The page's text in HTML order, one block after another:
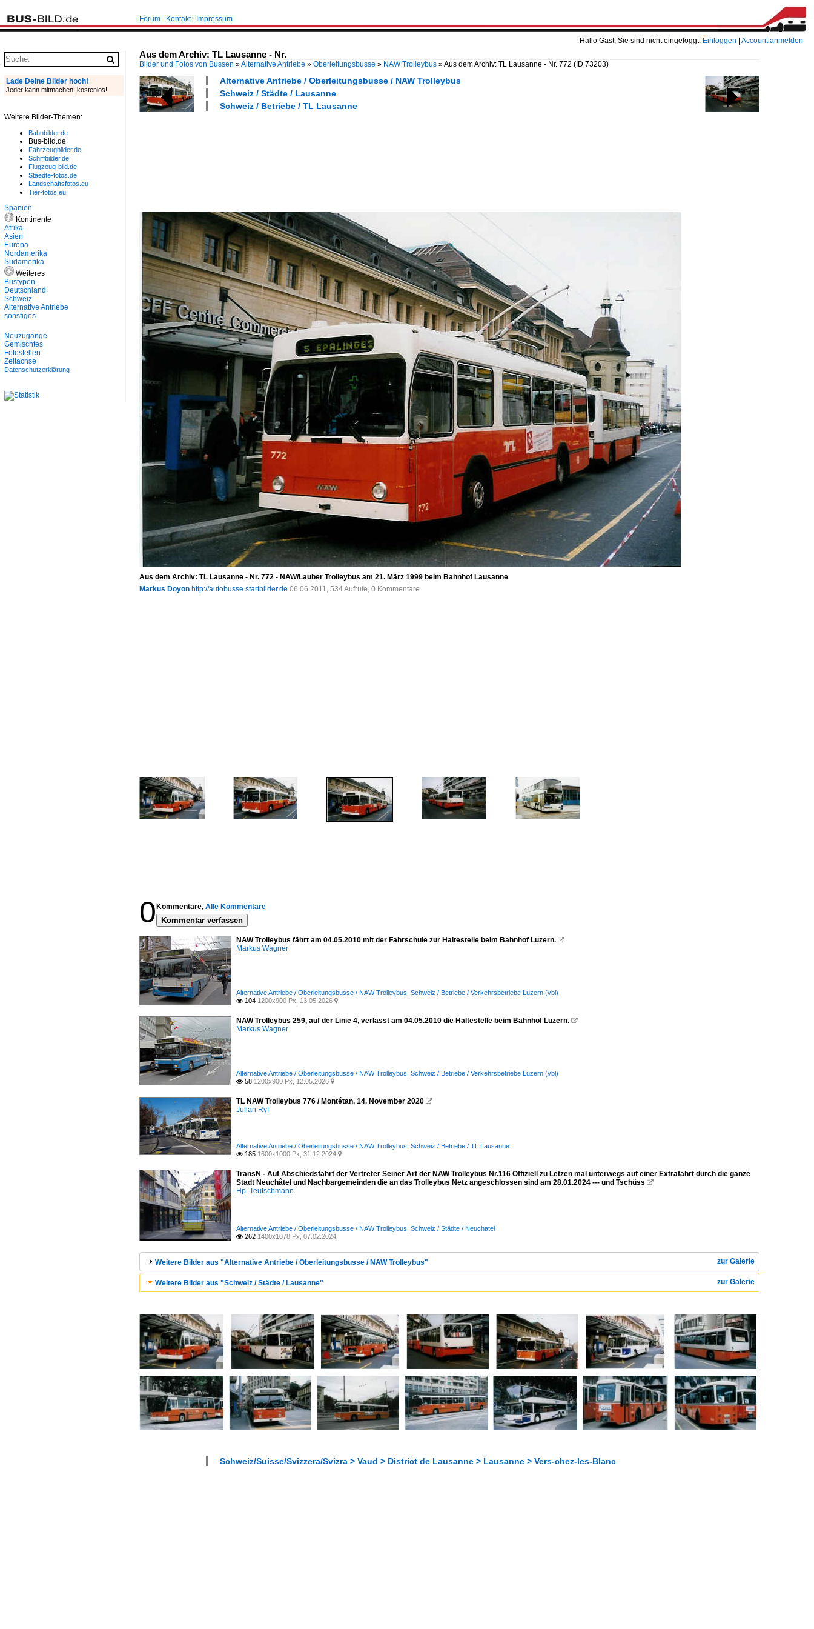
Hallo Gast, Sie sind nicht eingeloggt. Einloggen Account anmelden
Forum Kontakt Impressum
Aus dem Archiv: TL Lausanne - Nr.
Bilder und Fotos von Bussen »Alternative Antriebe » Oberleitungsbusse » NAW Trolleybus »Aus dem Archiv: TL Lausanne - Nr. 772 (ID 73203)
Alternative Antriebe / Oberleitungsbusse / NAW Trolleybus
Schweiz / Städte / Lausanne
Schweiz / Betriebe / TL Lausanne
Aus dem Archiv: TL Lausanne - Nr. 772 - NAW/Lauber Trolleybus am 21. März 1999 beim Bahnhof Lausanne
Markus Doyon http://autobusse.startbilder.de 06.06.2011, 534 Aufrufe, 0 Kommentare
0 Kommentare, Alle Kommentare
Kommentar verfassen
NAW Trolleybus fährt am 04.05.2010 mit der Fahrschule zur Haltestelle beim Bahnhof Luzern. 
Markus Wagner
Alternative Antriebe / Oberleitungsbusse / NAW Trolleybus Schweiz / Betriebe / Verkehrsbetriebe Luzern (vbl)
 104 1200x900 Px, 13.05.2026 
NAW Trolleybus 259, auf der Linie 4, verlässt am 04.05.2010 die Haltestelle beim Bahnhof Luzern. 
Markus Wagner
Alternative Antriebe / Oberleitungsbusse / NAW Trolleybus Schweiz / Betriebe / Verkehrsbetriebe Luzern (vbl)
 58 1200x900 Px, 12.05.2026 
TL NAW Trolleybus 776 / Montétan, 14. November 2020 
Julian Ryf
Alternative Antriebe / Oberleitungsbusse / NAW Trolleybus Schweiz / Betriebe / TL Lausanne
 185 1600x1000 Px, 31.12.2024 
TransN - Auf Abschiedsfahrt der Vertreter Seiner Art der NAW Trolleybus Nr.116 Offiziell zu Letzen mal unterwegs auf einer Extrafahrt durch die ganze
Stadt Neuchâtel und Nachbargemeinden die an das Trolleybus Netz angeschlossen sind am 28.01.2024 --- und Tschüss 
Hp. Teutschmann
Alternative Antriebe / Oberleitungsbusse / NAW Trolleybus Schweiz / Städte / Neuchatel
 262 1400x1078 Px, 07.02.2024
zur Galerie
Weitere Bilder aus "Alternative Antriebe / Oberleitungsbusse / NAW Trolleybus"
zur Galerie
Weitere Bilder aus "Schweiz / Städte / Lausanne"
Schweiz/Suisse/Svizzera/Svizra > Vaud > District de Lausanne > Lausanne > Vers-chez-les-Blanc
Lade Deine Bilder hoch!
Jeder kann mitmachen, kostenlos!
Weitere Bilder-Themen:
Bahnbilder.de
Bus-bild.de
Fahrzeugbilder.de
Schiffbilder.de
Flugzeug-bild.de
Staedte-fotos.de
Landschaftsfotos.eu
Tier-fotos.eu
Spanien
Kontinente
Afrika
Asien
Europa
Nordamerika
Südamerika
Weiteres
Bustypen
Deutschland
Schweiz
Alternative Antriebe
sonstiges
Neuzugänge
Gemischtes
Fotostellen
Zeitachse
Datenschutzerklärung